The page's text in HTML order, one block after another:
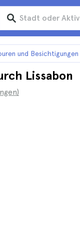
und Besichtigungen
Lissabon